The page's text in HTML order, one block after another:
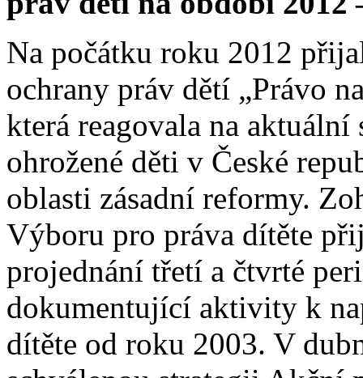
Na počátku roku 2012
ochrany práv dětí „Právo
která reagovala na
ohrožené děti v České
oblasti zásadní reformy.
Výboru pro práva dítěte
projednání třetí a čtvrté
dokumentující aktivity k
dítěte od roku 2003. V